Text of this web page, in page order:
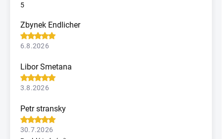
5
Zbynek Endlicher
6.8.2026
Libor Smetana
3.8.2026
Petr stransky
30.7.2026